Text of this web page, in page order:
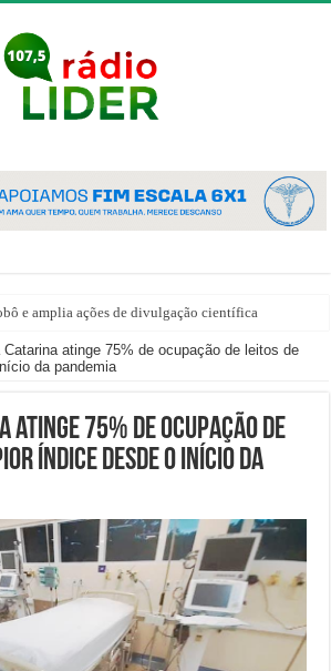
e amplia ações de divulgação científica
Catarina atinge 75% de ocupação de leitos de
da pandemia
atinge 75% de ocupação de
índice desde o início da